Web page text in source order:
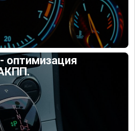
оптимизация